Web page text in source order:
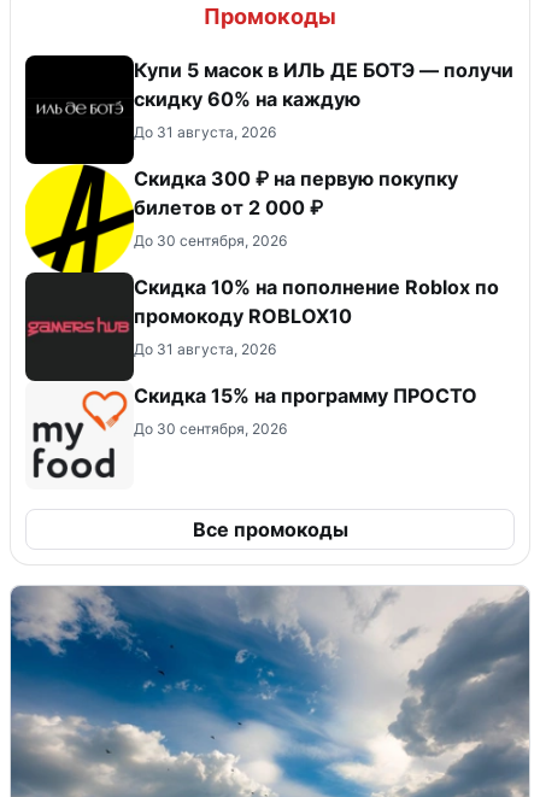
Промокоды
Купи 5 масок в ИЛЬ ДЕ БОТЭ — получи
скидку 60% на каждую
До 31 августа, 2026
Скидка 300 ₽ на первую покупку
билетов от 2 000 ₽
До 30 сентября, 2026
Скидка 10% на пополнение Roblox по
промокоду ROBLOX10
До 31 августа, 2026
Скидка 15% на программу ПРОСТО
До 30 сентября, 2026
Все промокоды